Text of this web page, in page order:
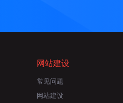
网站建设
常见问题
网站建设